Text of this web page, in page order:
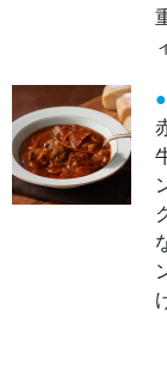
縮し
しっ
とり
と柔
らか
く仕
上げ
ま